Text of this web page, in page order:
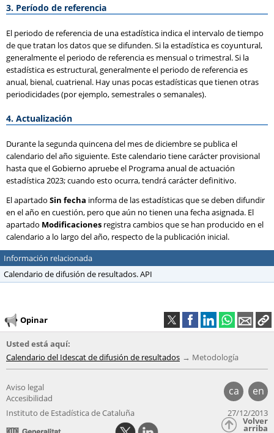
3. Período de referencia
El periodo de referencia de una estadística indica el intervalo de tiempo
de que tratan los datos que se difunden. Si la estadística es coyuntural,
generalmente el periodo de referencia es mensual o trimestral. Si la
estadística es estructural, generalmente el periodo de referencia es
anual, bienal, cuatrienal. Hay unas pocas estadísticas que tienen otras
periodicidades (por ejemplo, semestrales o semanales).
4. Actualización
Durante la segunda quincena del mes de diciembre se publica el
calendario del año siguiente. Este calendario tiene carácter provisional
hasta que el Gobierno apruebe el Programa anual de actuación
estadística 2023; cuando esto ocurra, tendrá carácter definitivo.
El apartado Sin fecha informa de las estadísticas que se deben difundir
en el año en cuestión, pero que aún no tienen una fecha asignada. El
apartado Modificaciones registra cambios que se han producido en el
calendario a lo largo del año, respecto de la publicación inicial.
Información relacionada
Calendario de difusión de resultados. API
Opinar
Usted está aquí:
Calendario del Idescat de difusión de resultados
Metodología
ca en
Aviso legal
Accesibilidad
Instituto de Estadística de Cataluña
27/12/2013
Volver
arriba